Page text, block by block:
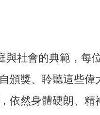
與社會的典範，每
頒獎、聆聽這些
依然身體硬朗、